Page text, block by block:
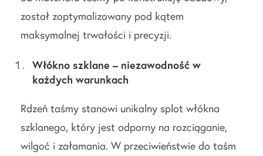
został zoptymalizowany pod kątem
maksymalnej trwałości i precyzji.
Włókno szklane – niezawodność w
każdych warunkach
Rdzeń taśmy stanowi unikalny splot włókna
szklanego, który jest odporny na rozciąganie,
wilgoć i załamania. W przeciwieństwie do taśm